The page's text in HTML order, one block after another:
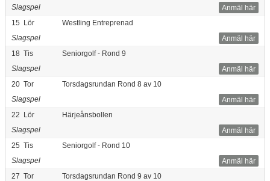
Anmäl här
Slagspel
15 Lör
Westling Entreprenad
Anmäl här
Slagspel
18 Tis
Seniorgolf - Rond 9
Anmäl här
Slagspel
20 Tor
Torsdagsrundan Rond 8 av 10
Anmäl här
Slagspel
22 Lör
Härjeånsbollen
Anmäl här
Slagspel
25 Tis
Seniorgolf - Rond 10
Anmäl här
Slagspel
27 Tor
Torsdagsrundan Rond 9 av 10